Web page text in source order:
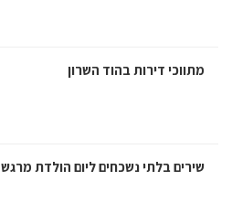
מתווכי דירות בהוד השרון
שירים בלתי נשכחים ליום הולדת מרגש